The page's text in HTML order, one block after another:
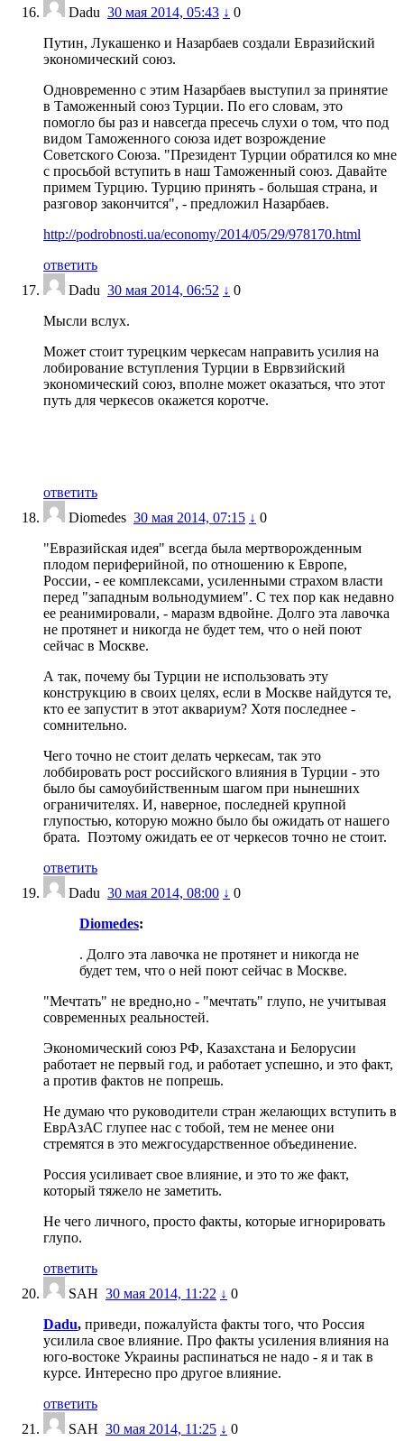
Dadu 30 мая 2014, 05:43 ↓ 0
Путин, Лукашенко и Назарбаев создали Евразийский
экономический союз.
Одновременно с этим Назарбаев выступил за принятие
в Таможенный союз Турции. По его словам, это
помогло бы раз и навсегда пресечь слухи о том, что под
видом Таможенного союза идет возрождение
Советского Союза. "Президент Турции обратился ко мне
с просьбой вступить в наш Таможенный союз. Давайте
примем Турцию. Турцию принять - большая страна, и
разговор закончится", - предложил Назарбаев.
http://podrobnosti.ua/economy/2014/05/29/978170.html
ответить
Dadu 30 мая 2014, 06:52 ↓ 0
Мысли вслух.
Может стоит турецким черкесам направить усилия на
лобирование вступления Турции в Еврвзийский
экономический союз, вполне может оказаться, что этот
путь для черкесов окажется коротче.
ответить
Diomedes 30 мая 2014, 07:15 ↓ 0
"Евразийская идея" всегда была мертворожденным
плодом периферийной, по отношению к Европе,
России, - ее комплексами, усиленными страхом власти
перед "западным вольнодумием". С тех пор как недавно
ее реанимировали, - маразм вдвойне. Долго эта лавочка
не протянет и никогда не будет тем, что о ней поют
сейчас в Москве.
А так, почему бы Турции не использовать эту
конструкцию в своих целях, если в Москве найдутся те,
кто ее запустит в этот аквариум? Хотя последнее -
сомнительно.
Чего точно не стоит делать черкесам, так это
лоббировать рост российского влияния в Турции - это
было бы самоубийственным шагом при нынешних
ограничителях. И, наверное, последней крупной
глупостью, которую можно было бы ожидать от нашего
брата. Поэтому ожидать ее от черкесов точно не стоит.
ответить
Dadu 30 мая 2014, 08:00 ↓ 0
Diomedes:
. Долго эта лавочка не протянет и никогда не
будет тем, что о ней поют сейчас в Москве.
"Мечтать" не вредно,но - "мечтать" глупо, не учитывая
современных реальностей.
Экономический союз РФ, Казахстана и Белорусии
работает не первый год, и работает успешно, и это факт,
а против фактов не попрешь.
Не думаю что руководители стран желающих вступить в
ЕврАзАС глупее нас с тобой, тем не менее они
стремятся в это межгосударственное объединение.
Россия усиливает свое влияние, и это то же факт,
который тяжело не заметить.
Не чего личного, просто факты, которые игнорировать
глупо.
ответить
SAH 30 мая 2014, 11:22 ↓ 0
Dadu, приведи, пожалуйста факты того, что Россия
усилила свое влияние. Про факты усиления влияния на
юго-востоке Украины распинаться не надо - я и так в
курсе. Интересно про другое влияние.
ответить
SAH 30 мая 2014, 11:25 ↓ 0